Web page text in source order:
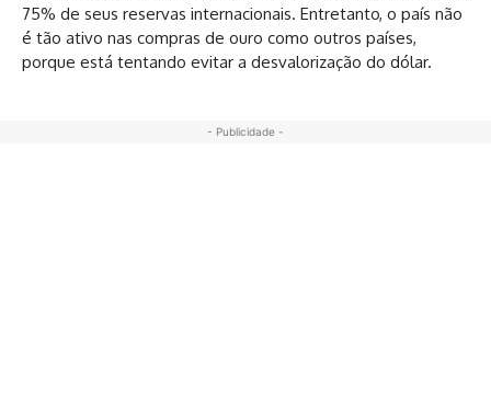
75% de seus reservas internacionais. Entretanto, o país não
é tão ativo nas compras de ouro como outros países,
porque está tentando evitar a desvalorização do dólar.
- Publicidade -